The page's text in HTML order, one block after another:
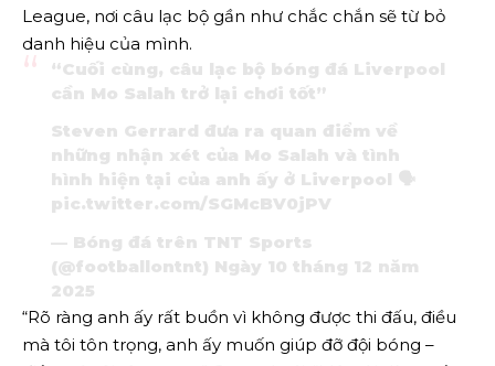
League, nơi câu lạc bộ gần như chắc chắn sẽ từ bỏ
danh hiệu của mình.
“Cuối cùng, câu lạc bộ bóng đá Liverpool
cần Mo Salah trở lại chơi tốt”
Steven Gerrard đưa ra quan điểm về
những nhận xét của Mo Salah và tình
hình hiện tại của anh ấy ở Liverpool 🗣️
pic.twitter.com/SGMcBV0jPV
— Bóng đá trên TNT Sports
(@footballontnt) Ngày 10 tháng 12 năm
2025
“Rõ ràng anh ấy rất buồn vì không được thi đấu, điều
mà tôi tôn trọng, anh ấy muốn giúp đỡ đội bóng –